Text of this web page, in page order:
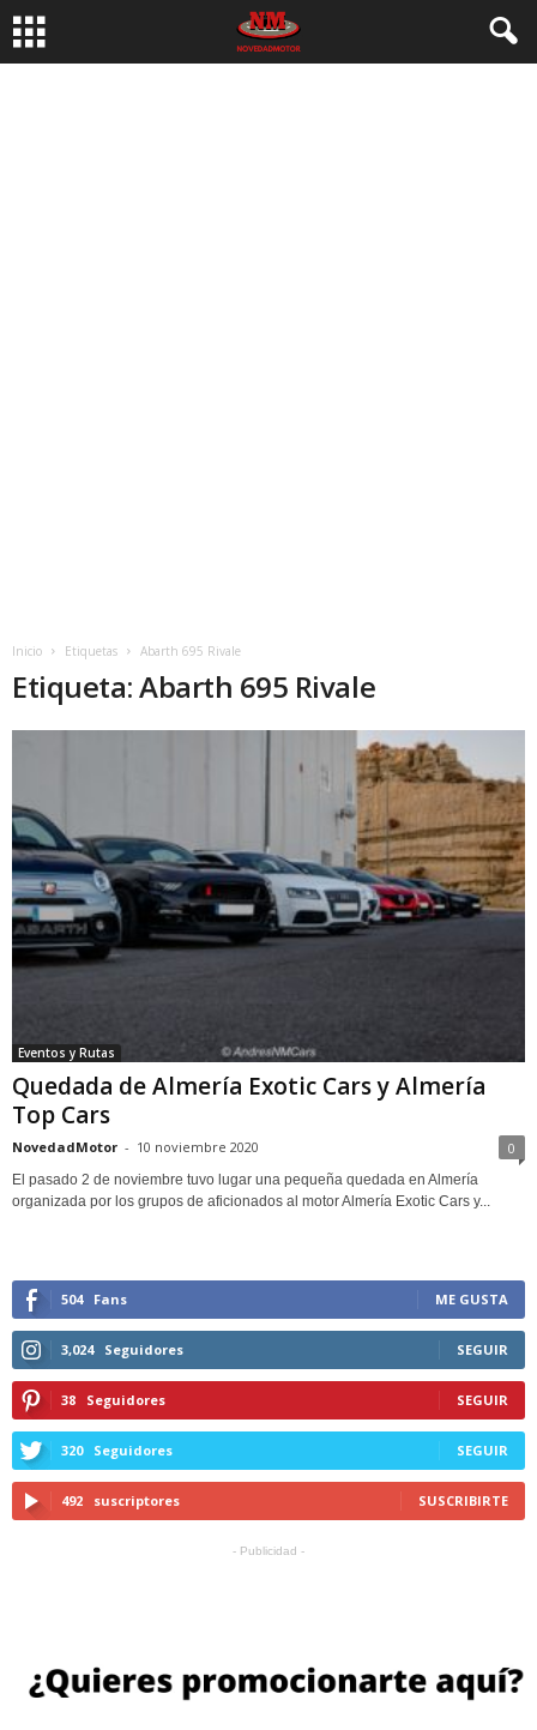
Inicio Etiquetas Abarth 695 Rivale
Etiqueta: Abarth 695 Rivale
Eventos y Rutas
Quedada de Almería Exotic Cars y Almería
Top Cars
NovedadMotor - 10 noviembre 2020 0
El pasado 2 de noviembre tuvo lugar una pequeña quedada en Almería
organizada por los grupos de aficionados al motor Almería Exotic Cars y...
504 Fans ME GUSTA
3,024 Seguidores SEGUIR
38 Seguidores SEGUIR
320 Seguidores SEGUIR
492 suscriptores SUSCRIBIRTE
- Publicidad -